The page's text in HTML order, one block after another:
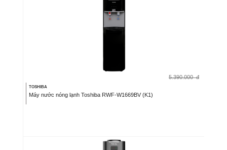
5.390.000 đ
TOSHIBA
Máy nước nóng lạnh Toshiba RWF-W1669BV (K1)